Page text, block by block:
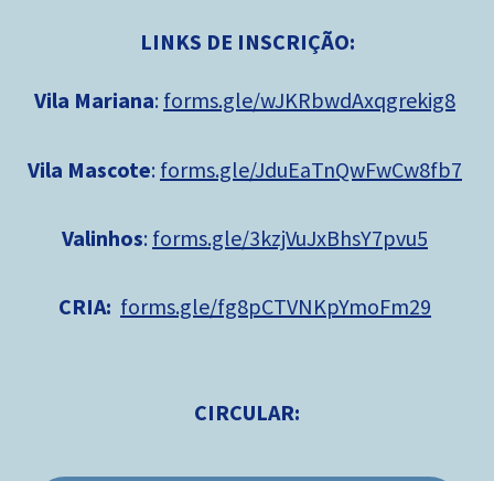
LINKS DE INSCRIÇÃO:
Vila Mariana: forms.gle/wJKRbwdAxqgrekig8
Vila Mascote: forms.gle/JduEaTnQwFwCw8fb7
Valinhos: forms.gle/3kzjVuJxBhsY7pvu5
CRIA: forms.gle/fg8pCTVNKpYmoFm29
CIRCULAR: